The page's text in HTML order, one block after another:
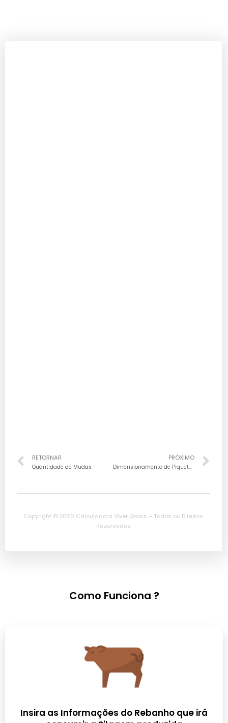
RETORNAR
Quantidade de Mudas
PRÓXIMO
Copyright © 2020 Calculadora Viver Grass – Todos os Direitos
Reservados
Como Funciona ?
Insira as Informações do Rebanho que irá